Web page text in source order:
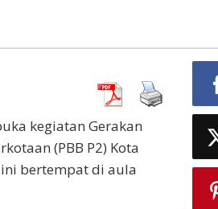
kegiatan Gerakan
(PBB P2) Kota
ini bertempat di aula